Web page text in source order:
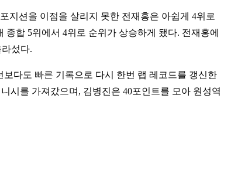
지션을 이점을 살리지 못한 전재홍은 아쉽게 4위로
합 5위에서 4위로 순위가 상승하게 됐다. 전재홍에
섰다.
다도 빠른 기록으로 다시 한번 랩 레코드를 갱신한
시를 가져갔으며, 김병진은 40포인트를 모아 원성역